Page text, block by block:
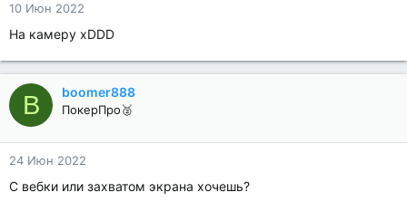
10 Июн 2022
На камеру xDDD
B boomer888
ПокерПро🥈
24 Июн 2022
С вебки или захватом экрана хочешь?